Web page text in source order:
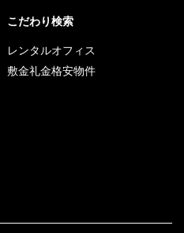
こだわり検索
レンタルオフィス
敷金礼金格安物件